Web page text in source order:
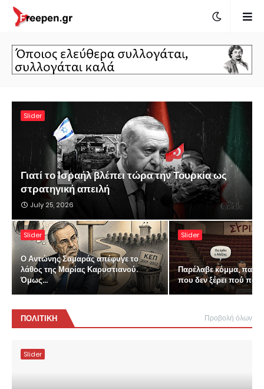
Slider
Γιατί το Ισραήλ βλέπει τώρα την Τουρκία ως
στρατηγική απειλή
July 25, 2026
Slider
Ο Αντώνης Σαμαράς απέφυγε το
λάθος της Μαρίας Καρυστιανού.
Όμως...
Slider
Παρέλαβε κόμμα,
που δεν ξέρει πού πάει
ΠΟΛΙΤΙΚΗ Προβολή όλων
Slider